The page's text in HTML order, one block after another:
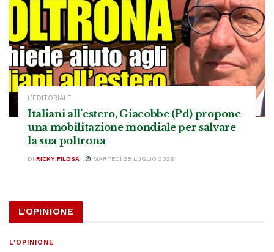
L’EDITORIALE
Italiani all’estero, Giacobbe (Pd) propone
una mobilitazione mondiale per salvare
la sua poltrona
DI RICKY FILOSA MARTEDÌ 28 LUGLIO 2026
L'OPINIONE
L'OPINIONE